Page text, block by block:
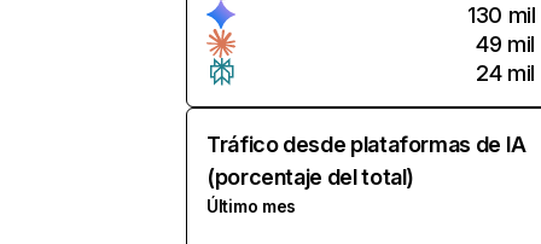
130 mil
49 mil
24 mil
Tráfico desde plataformas de IA
(porcentaje del total)
Último mes